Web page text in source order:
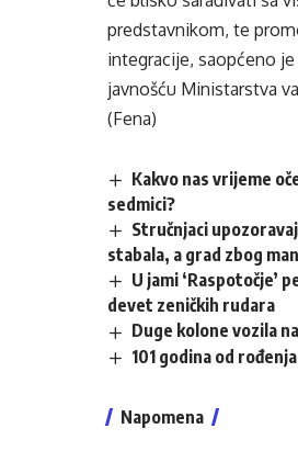
predstavnikom, te
integracije, saopćeno
javnošću Ministarstva
(Fena)
Kakvo nas vrijeme
sedmici?
Stručnjaci
stabala, a grad zbog
U jami ‘Raspotočje’
devet zeničkih rudara
Duge kolone vozila
101 godina od
Napomena